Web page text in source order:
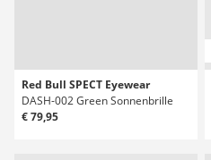
Red Bull SPECT Eyewear
DASH-002 Green Sonnenbrille
€ 79,95